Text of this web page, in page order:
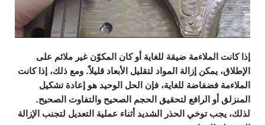
إذا كانت الملاءمة ضيقة للغاية أو كان المكوّن غير ملائم على
الإطلاق، يمكن إزالة المواد لتقليل الأبعاد قليلاً. ومع ذلك، إذا كانت
الملاءمة فضفاضة للغاية، فإن الحل الوحيد هو إعادة تشكيل
المنزلق أو الرافع لتحقيق الحجم الصحيح والتفاوت الصحيح.
لذلك، يجب توخي الحذر الشديد أثناء عملية التعديل لتجنب الإزالة